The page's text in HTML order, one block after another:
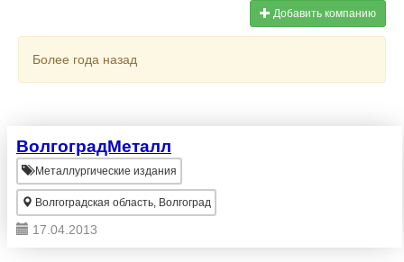
Добавить компанию
Более года назад
ВолгоградМеталл
Металлургические издания
Волгоградская область, Волгоград
17.04.2013